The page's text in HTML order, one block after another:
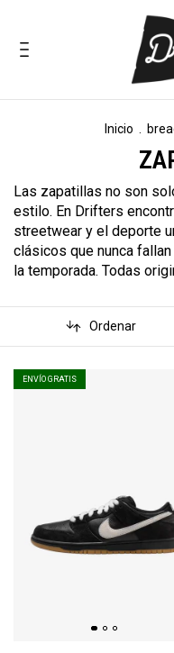
Inicio
Las zapatillas no son
estilo. En Drifters
streetwear y el deporte
clásicos que nunca
la temporada. Todas
Ordenar
ENVÍO GRATIS